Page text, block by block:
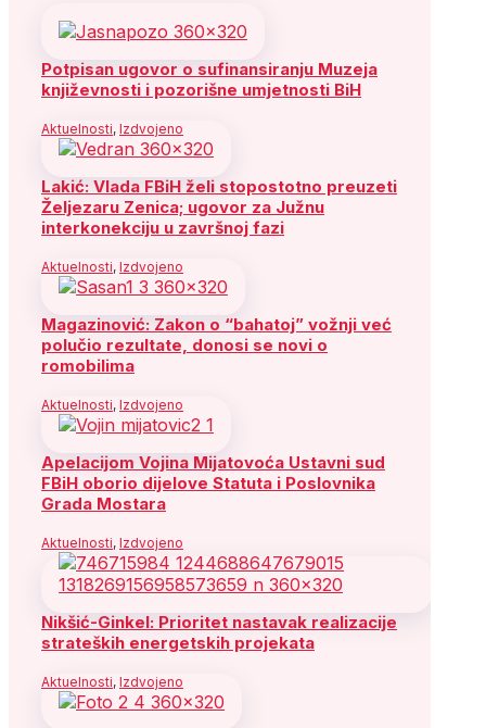
Potpisan ugovor o sufinansiranju Muzeja
književnosti i pozorišne umjetnosti BiH
Aktuelnosti, Izdvojeno
Lakić: Vlada FBiH želi stopostotno preuzeti
Željezaru Zenica; ugovor za Južnu
interkonekciju u završnoj fazi
Aktuelnosti, Izdvojeno
Magazinović: Zakon o “bahatoj” vožnji već
polučio rezultate, donosi se novi o
romobilima
Aktuelnosti, Izdvojeno
Apelacijom Vojina Mijatovoća Ustavni sud
FBiH oborio dijelove Statuta i Poslovnika
Grada Mostara
Aktuelnosti, Izdvojeno
Nikšić-Ginkel: Prioritet nastavak realizacije
strateških energetskih projekata
Aktuelnosti, Izdvojeno